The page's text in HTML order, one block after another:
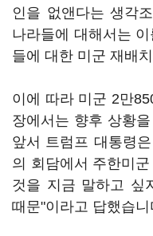
인을 없앤다는 생각
나라들에 대해서는
들에 대한 미군 재배
이에 따라 미군 2만
장에서는 향후 상황
앞서 트럼프 대통령
의 회담에서 주한미
것을 지금 말하고 싶
때문"이라고 답했습니